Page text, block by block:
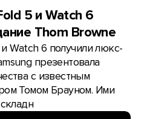
5 и Watch 6
Thom Browne
Watch 6 получили люкс-
презентовала
с известным
Томом Брауном. Ими